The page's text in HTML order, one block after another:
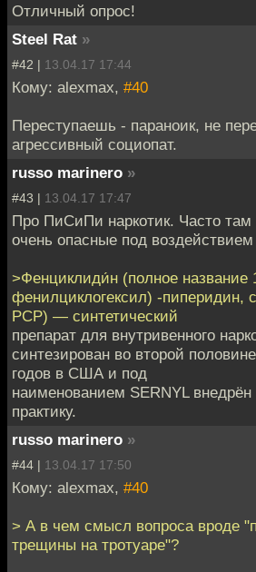
Отличный опрос!
Steel Rat »
#42 | 13.04.17 17:44
Кому: alexmax, #40
Переступаешь - параноик, не
агрессивный социопат.
russo marinero »
#43 | 13.04.17 17:47
Про ПиСиПи наркотик. Часто
очень опасные под воздействием
>Фенциклиди́н (полное название
фенилциклогексил) -пиперидин,
PCP) — синтетический
препарат для внутривенного
синтезирован во второй
годов в США и под
наименованием SERNYL
практику.
russo marinero »
#44 | 13.04.17 17:50
Кому: alexmax, #40
> А в чем смысл вопроса вроде
трещины на тротуаре"?